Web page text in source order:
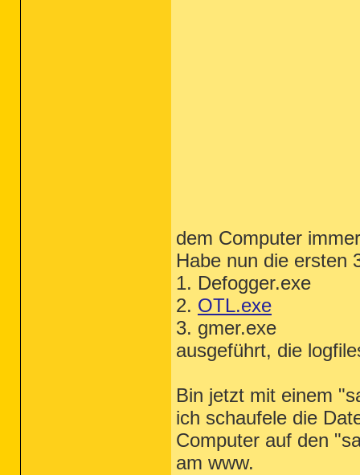
dem Computer
Habe nun die ersten
1. Defogger.exe
2. OTL.exe
3. gmer.exe
ausgeführt, die
Bin jetzt mit einem
ich schaufele die
Computer auf den
am www.